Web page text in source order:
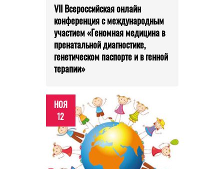
VII Всероссийская онлайн
конференция с международным
участием «Геномная медицина в
пренатальной диагностике,
генетическом паспорте и в генной
терапии»
НОЯ
12